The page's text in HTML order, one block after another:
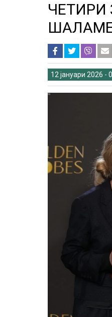
ЧЕТИРИ
12 јануари 2026 -